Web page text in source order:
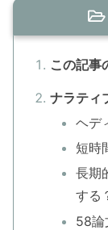
この記事
ナラティ
ヘデ
短時
長期
する
58論